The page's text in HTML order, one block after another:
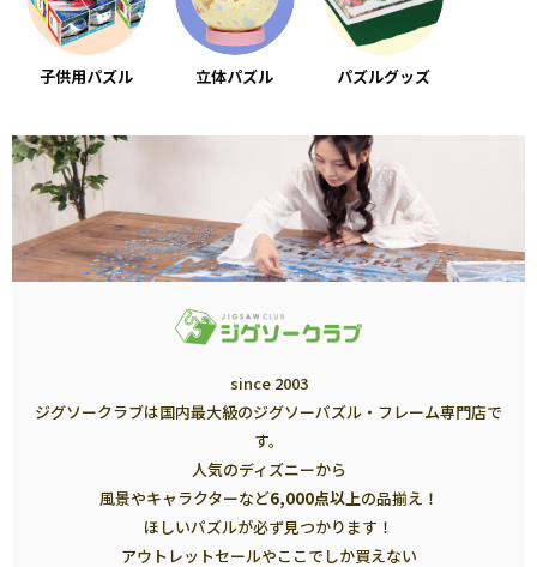
子供用パズル 立体パズル パズルグッズ
since 2003
ジグソークラブは国内最大級のジグソーパズル・フレーム専門店で
す。
人気のディズニーから
風景やキャラクターなど6,000点以上の品揃え！
ほしいパズルが必ず見つかります！
アウトレットセールやここでしか買えない